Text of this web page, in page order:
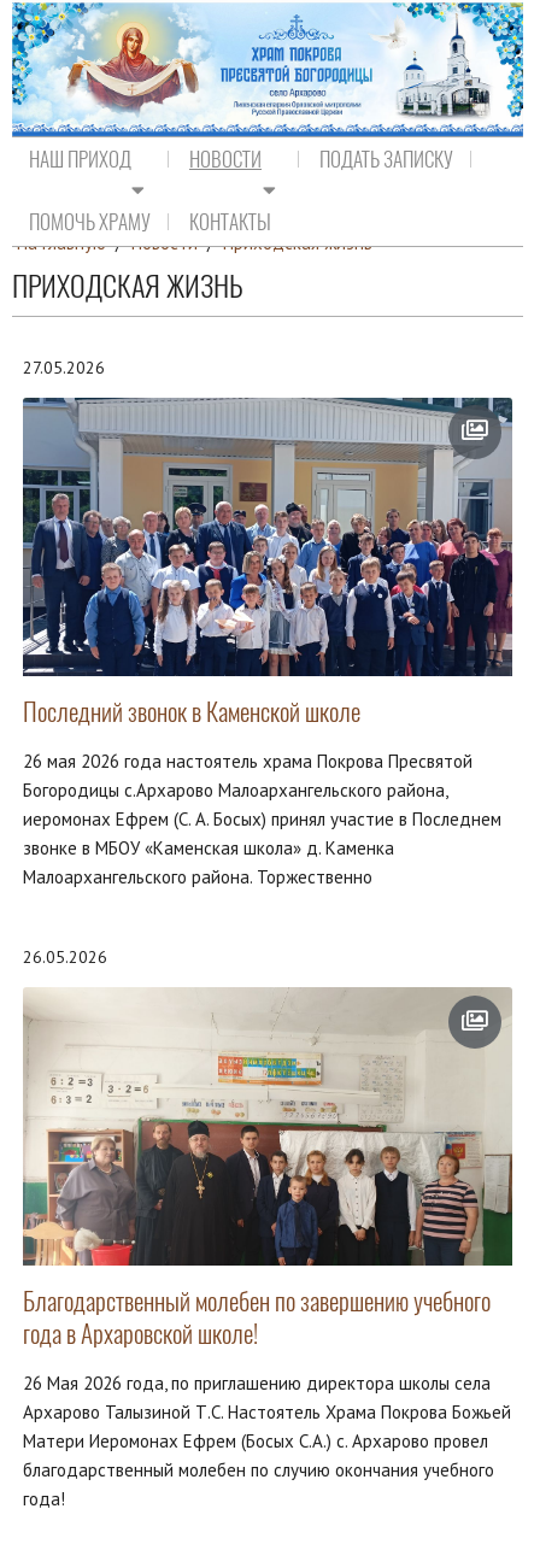
НАШ ПРИХОД НОВОСТИ ПОДАТЬ ЗАПИСКУ
ПОМОЧЬ ХРАМУ КОНТАКТЫ
На главную / Новости / Приходская жизнь
ПРИХОДСКАЯ ЖИЗНЬ
27.05.2026
Последний звонок в Каменской школе
26 мая 2026 года настоятель храма Покрова Пресвятой
Богородицы с.Архарово Малоархангельского района,
иеромонах Ефрем (С. А. Босых) принял участие в Последнем
звонке в МБОУ «Каменская школа» д. Каменка
Малоархангельского района. Торжественно
26.05.2026
Благодарственный молебен по завершению учебного
года в Архаровской школе!
26 Мая 2026 года, по приглашению директора школы села
Архарово Талызиной Т.С. Настоятель Храма Покрова Божьей
Матери Иеромонах Ефрем (Босых С.А.) с. Архарово провел
благодарственный молебен по случию окончания учебного
года!